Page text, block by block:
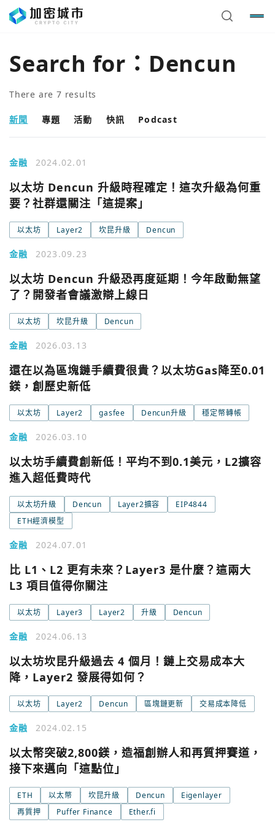
Search for： Dencun
There are 7 results
新聞 專題 活動 快訊 Podcast
金融 2024.02.01
以太坊 Dencun 升級時程確定！這次升級為何重
要？社群還關注「這提案」
以太坊 Layer2 坎昆升級 Dencun
金融 2023.09.23
以太坊 Dencun 升級恐再度延期！今年啟動無望
了？開發者會議激辯上線日
以太坊 坎昆升級 Dencun
金融 2026.03.13
還在以為區塊鏈手續費很貴？以太坊Gas降至0.01
鎂，創歷史新低
以太坊 Layer2 gasfee Dencun升級 穩定幣轉帳
金融 2026.03.10
以太坊手續費創新低！平均不到0.1美元，L2擴容
進入超低費時代
以太坊升級 Dencun Layer2擴容
EIP4844
ETH經濟模型
金融 2024.07.01
比 L1、L2 更有未來？Layer3 是什麼？這兩大
L3 項目值得你關注
以太坊 Layer3 Layer2 升級 Dencun
金融 2024.06.13
以太坊坎昆升級過去 4 個月！鏈上交易成本大
降，Layer2 發展得如何？
以太坊 Layer2 Dencun 區塊鏈更新 交易成本降低
金融 2024.02.15
以太幣突破2,800鎂，造福創辦人和再質押賽道，
接下來邁向「這點位」
ETH 以太幣 坎昆升級 Dencun
Eigenlayer
再質押
Puffer Finance Ether.fi